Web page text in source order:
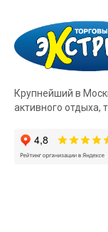
Крупнейший в
активного отдыха,